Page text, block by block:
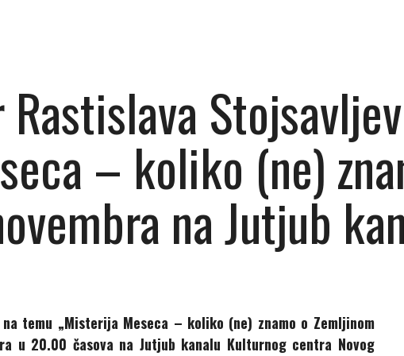
– koliko (ne)
na Jutjub
temu „Misterija Meseca – koliko (ne) znamo o Zemljinom
u 20.00 časova na Jutjub kanalu Kulturnog centra Novog